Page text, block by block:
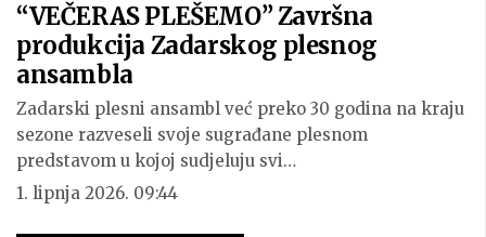
“VEČERAS PLEŠEMO” Završna
produkcija Zadarskog plesnog
ansambla
Zadarski plesni ansambl već preko 30 godina na kraju
sezone razveseli svoje sugrađane plesnom
predstavom u kojoj sudjeluju svi…
1. lipnja 2026. 09:44